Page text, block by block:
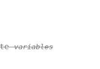
variables